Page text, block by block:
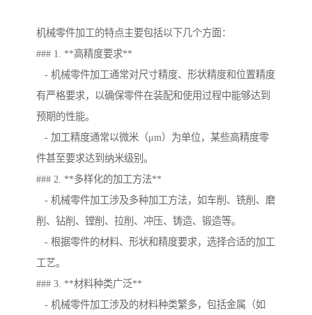
机械零件加工的特点主要包括以下几个方面：
### 1. **高精度要求**
- 机械零件加工通常对尺寸精度、形状精度和位置精度
有严格要求，以确保零件在装配和使用过程中能够达到
预期的性能。
- 加工精度通常以微米（μm）为单位，某些高精度零
件甚至要求达到纳米级别。
### 2. **多样化的加工方法**
- 机械零件加工涉及多种加工方法，如车削、铣削、磨
削、钻削、镗削、拉削、冲压、铸造、锻造等。
- 根据零件的材料、形状和精度要求，选择合适的加工
工艺。
### 3. **材料种类广泛**
- 机械零件加工涉及的材料种类繁多，包括金属（如